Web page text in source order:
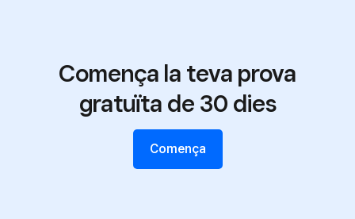
Comença la teva prova
gratuïta de 30 dies
Comença